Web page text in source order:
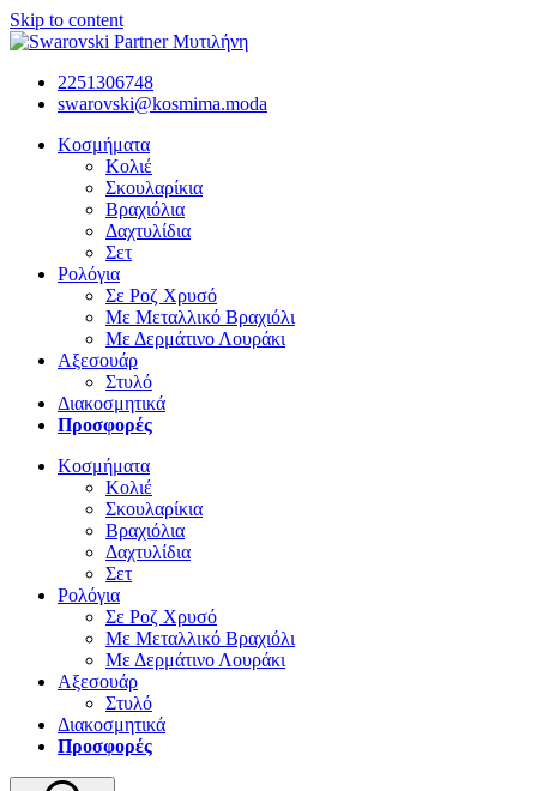
Skip to content
2251306748
swarovski@kosmima.moda
Κοσμήματα
Κολιέ
Σκουλαρίκια
Βραχιόλια
Δαχτυλίδια
Σετ
Ρολόγια
Σε Ροζ Χρυσό
Με Μεταλλικό Βραχιόλι
Με Δερμάτινο Λουράκι
Αξεσουάρ
Στυλό
Διακοσμητικά
Προσφορές
Κοσμήματα
Κολιέ
Σκουλαρίκια
Βραχιόλια
Δαχτυλίδια
Σετ
Ρολόγια
Σε Ροζ Χρυσό
Με Μεταλλικό Βραχιόλι
Με Δερμάτινο Λουράκι
Αξεσουάρ
Στυλό
Διακοσμητικά
Προσφορές